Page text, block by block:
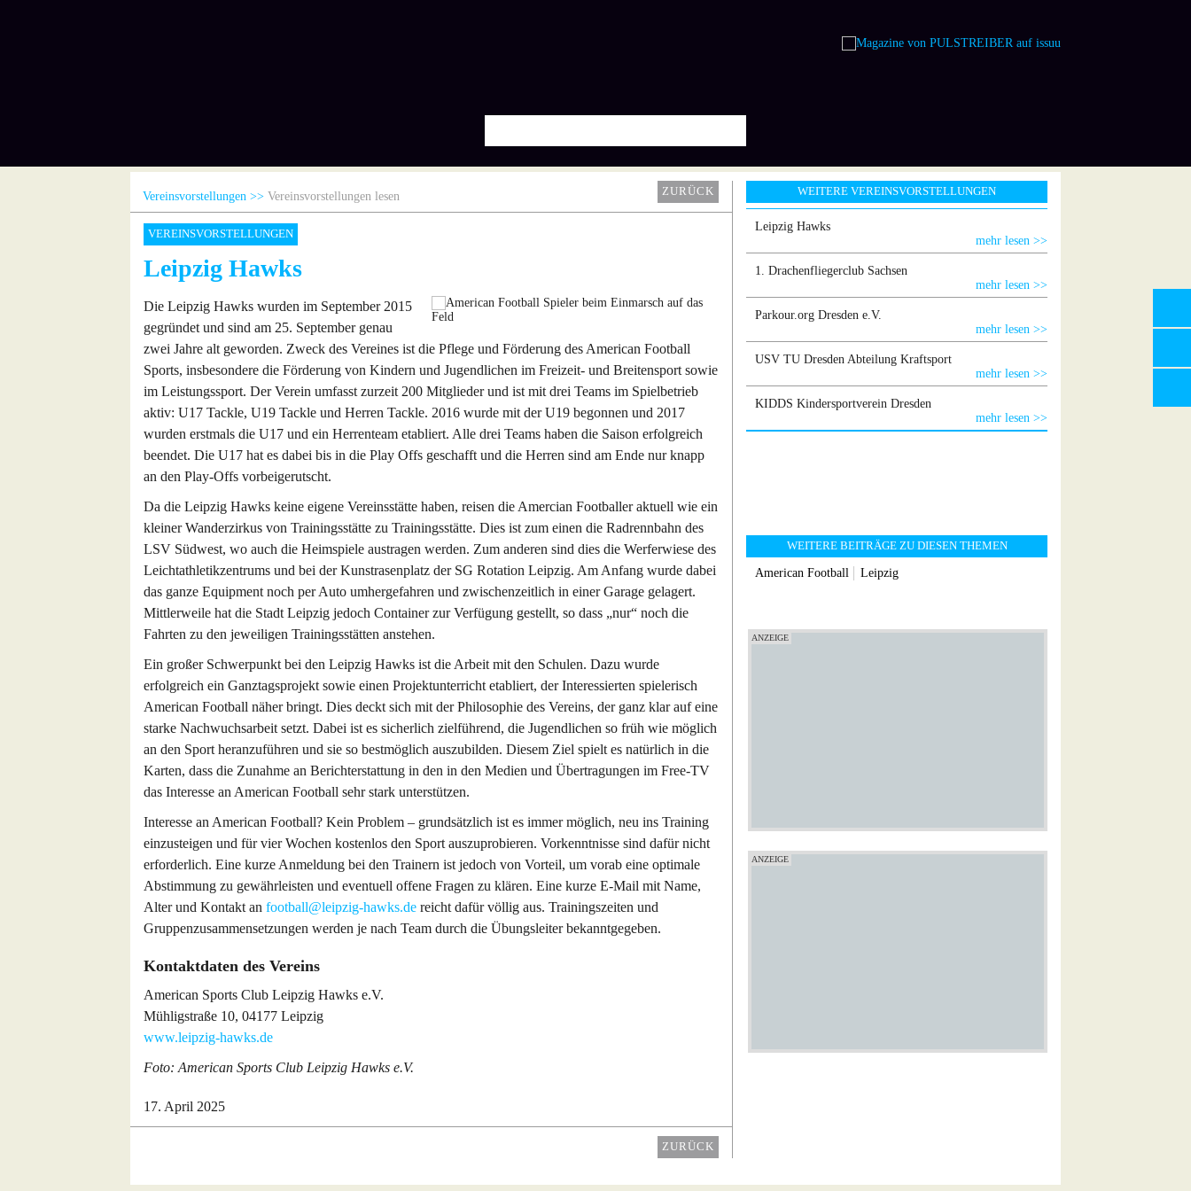
ZURÜCK
Vereinsvorstellungen Vereinsvorstellungen lesen
VEREINSVORSTELLUNGEN
Leipzig Hawks
Die Leipzig Hawks wurden im September 2015
gegründet und sind am 25. September genau
zwei Jahre alt geworden. Zweck des Vereines ist die Pflege und Förderung des American Football
Sports, insbesondere die Förderung von Kindern und Jugendlichen im Freizeit- und Breitensport sowie
im Leistungssport. Der Verein umfasst zurzeit 200 Mitglieder und ist mit drei Teams im Spielbetrieb
aktiv: U17 Tackle, U19 Tackle und Herren Tackle. 2016 wurde mit der U19 begonnen und 2017
wurden erstmals die U17 und ein Herrenteam etabliert. Alle drei Teams haben die Saison erfolgreich
beendet. Die U17 hat es dabei bis in die Play Offs geschafft und die Herren sind am Ende nur knapp
an den Play-Offs vorbeigerutscht.
Da die Leipzig Hawks keine eigene Vereinsstätte haben, reisen die Amercian Footballer aktuell wie ein
kleiner Wanderzirkus von Trainingsstätte zu Trainingsstätte. Dies ist zum einen die Radrennbahn des
LSV Südwest, wo auch die Heimspiele austragen werden. Zum anderen sind dies die Werferwiese des
Leichtathletikzentrums und bei der Kunstrasenplatz der SG Rotation Leipzig. Am Anfang wurde dabei
das ganze Equipment noch per Auto umhergefahren und zwischenzeitlich in einer Garage gelagert.
Mittlerweile hat die Stadt Leipzig jedoch Container zur Verfügung gestellt, so dass „nur“ noch die
Fahrten zu den jeweiligen Trainingsstätten anstehen.
Ein großer Schwerpunkt bei den Leipzig Hawks ist die Arbeit mit den Schulen. Dazu wurde
erfolgreich ein Ganztagsprojekt sowie einen Projektunterricht etabliert, der Interessierten spielerisch
American Football näher bringt. Dies deckt sich mit der Philosophie des Vereins, der ganz klar auf eine
starke Nachwuchsarbeit setzt. Dabei ist es sicherlich zielführend, die Jugendlichen so früh wie möglich
an den Sport heranzuführen und sie so bestmöglich auszubilden. Diesem Ziel spielt es natürlich in die
Karten, dass die Zunahme an Berichterstattung in den in den Medien und Übertragungen im Free-TV
das Interesse an American Football sehr stark unterstützen.
Interesse an American Football? Kein Problem – grundsätzlich ist es immer möglich, neu ins Training
einzusteigen und für vier Wochen kostenlos den Sport auszuprobieren. Vorkenntnisse sind dafür nicht
erforderlich. Eine kurze Anmeldung bei den Trainern ist jedoch von Vorteil, um vorab eine optimale
Abstimmung zu gewährleisten und eventuell offene Fragen zu klären. Eine kurze E-Mail mit Name,
Alter und Kontakt an football@leipzig-hawks.de reicht dafür völlig aus. Trainingszeiten und
Gruppenzusammensetzungen werden je nach Team durch die Übungsleiter bekanntgegeben.
Kontaktdaten des Vereins
American Sports Club Leipzig Hawks e.V.
Mühligstraße 10, 04177 Leipzig
www.leipzig-hawks.de
Foto: American Sports Club Leipzig Hawks e.V.
17. April 2025
WEITERE BEITRÄGE ZU DIESEN THEMEN
American Football Leipzig
ZURÜCK
WEITERE VEREINSVORSTELLUNGEN
Leipzig Hawks
mehr lesen >>
1. Drachenfliegerclub Sachsen
mehr lesen >>
Parkour.org Dresden e.V.
mehr lesen >>
USV TU Dresden Abteilung Kraftsport
mehr lesen >>
KIDDS Kindersportverein Dresden
mehr lesen >>